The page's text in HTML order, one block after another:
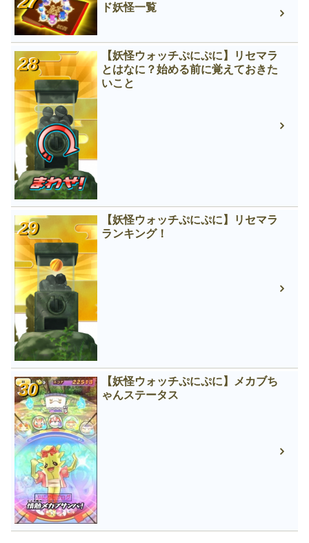
ド妖怪一覧
【妖怪ウォッチぷにぷに】リセマラ
とはなに？始める前に覚えておきた
いこと
【妖怪ウォッチぷにぷに】リセマラ
ランキング！
【妖怪ウォッチぷにぷに】メカブち
ゃんステータス